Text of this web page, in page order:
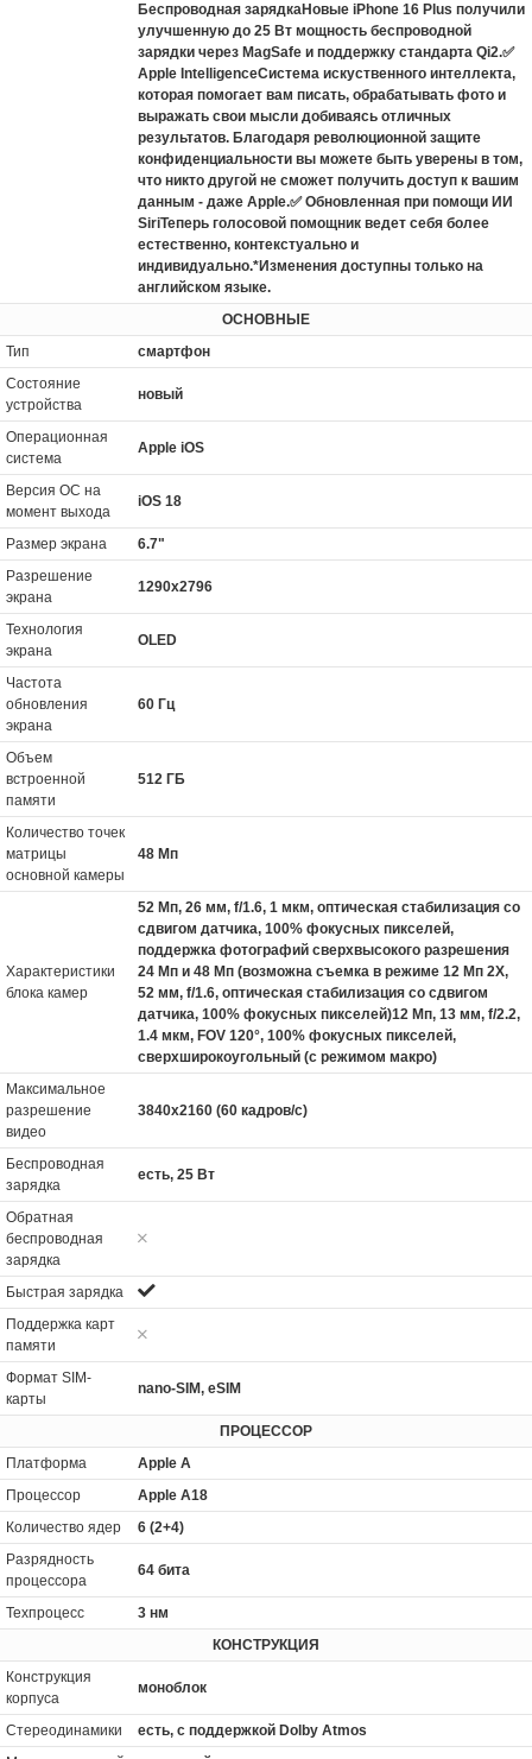
Беспроводная зарядкаНовые iPhone 16 Plus получили
улучшенную до 25 Вт мощность беспроводной
зарядки через MagSafe и поддержку стандарта Qi2.✅
Apple IntelligenceСистема искуственного интеллекта,
которая помогает вам писать, обрабатывать фото и
выражать свои мысли добиваясь отличных
результатов. Благодаря революционной защите
конфиденциальности вы можете быть уверены в том,
что никто другой не сможет получить доступ к вашим
данным - даже Apple.✅ Обновленная при помощи ИИ
SiriТеперь голосовой помощник ведет себя более
естественно, контекстуально и
индивидуально.*Изменения доступны только на
английском языке.
ОСНОВНЫЕ
Тип
смартфон
Состояние
устройства
новый
Операционная
система
Apple iOS
Версия ОС на
момент выхода
iOS 18
Размер экрана
6.7"
Разрешение
экрана
1290x2796
Технология
экрана
OLED
Частота
обновления
экрана
60 Гц
Объем
встроенной
памяти
512 ГБ
Количество точек
матрицы
основной камеры
48 Мп
Характеристики
блока камер
52 Мп, 26 мм, f/1.6, 1 мкм, оптическая стабилизация со
сдвигом датчика, 100% фокусных пикселей,
поддержка фотографий сверхвысокого разрешения
24 Мп и 48 Мп (возможна съемка в режиме 12 Мп 2X,
52 мм, f/1.6, оптическая стабилизация со сдвигом
датчика, 100% фокусных пикселей)12 Мп, 13 мм, f/2.2,
1.4 мкм, FOV 120°, 100% фокусных пикселей,
сверхширокоугольный (с режимом макро)
Максимальное
разрешение
видео
3840x2160 (60 кадров/с)
Беспроводная
зарядка
есть, 25 Вт
Обратная
беспроводная
зарядка
Быстрая зарядка
Поддержка карт
памяти
Формат SIM-
карты
nano-SIM, eSIM
ПРОЦЕССОР
Платформа
Apple A
Процессор
Apple A18
Количество ядер
6 (2+4)
Разрядность
процессора
64 бита
Техпроцесс
3 нм
КОНСТРУКЦИЯ
Конструкция
корпуса
моноблок
Стереодинамики
есть, с поддержкой Dolby Atmos